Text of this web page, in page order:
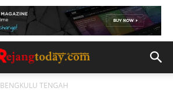
BENGKULU TENGAH